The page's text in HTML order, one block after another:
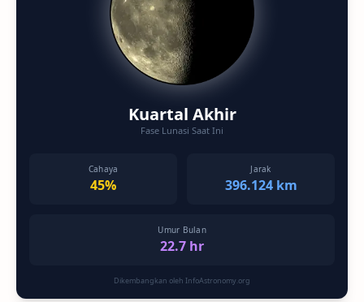
Kuartal Akhir
Fase Lunasi Saat Ini
Cahaya
45%
Jarak
396.124 km
Umur Bulan
22.7 hr
Dikembangkan oleh InfoAstronomy.org